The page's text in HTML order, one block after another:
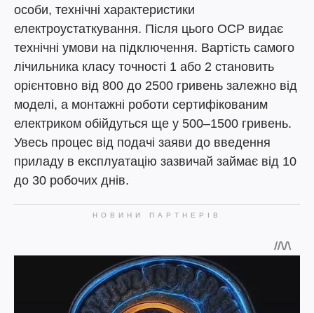
особи, технічні характеристики
електроустаткування. Після цього ОСР видає
технічні умови на підключення. Вартість самого
лічильника класу точності 1 або 2 становить
орієнтовно від 800 до 2500 гривень залежно від
моделі, а монтажні роботи сертифікованим
електриком обійдуться ще у 500–1500 гривень.
Увесь процес від подачі заяви до введення
приладу в експлуатацію зазвичай займає від 10
до 30 робочих днів.